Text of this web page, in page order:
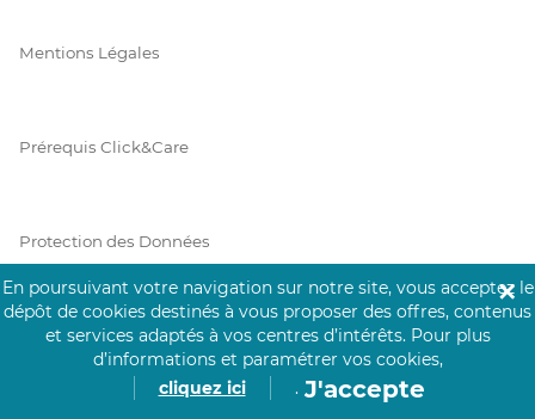
Mentions Légales
Prérequis Click&Care
Protection des Données
Vie Privée
En poursuivant votre navigation sur notre site, vous acceptez le
dépôt de cookies destinés à vous proposer des offres, contenus
et services adaptés à vos centres d’intérêts. Pour plus
d’informations et paramétrer vos cookies,
cliquez ici
. J'accepte
✕